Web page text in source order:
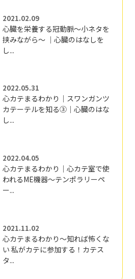
2021.02.09
心臓を栄養する冠動脈～小ネタを
挟みながら～ ｜心臓のはなしを
し...
2022.05.31
心カテまるわかり｜スワンガンツ
カテーテルを知る③｜心臓のはな
し...
2022.04.05
心カテまるわかり｜心カテ室で使
われるME機器～テンポラリーペ
ー...
2021.11.02
心カテまるわかり～知れば怖くな
い 私がカテに参加する！カテス
タ...